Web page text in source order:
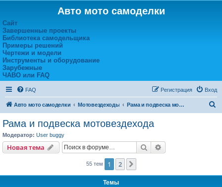
Авто мото самоделки
Сайт
Завершенные проекты
Библиотека самодельщика
Примеры решений
Чертежи и модели
Инструменты и оборудование
Зарубежные
ЧАВО или FAQ
FAQ Вход
Регистрация
Авто мото самоделки Мотовездеходы Рама и подвеска мотовездехода
Рама и подвеска мотовездехода
Модератор: User buggy
Новая тема Поиск
55 тем 1 2
Темы